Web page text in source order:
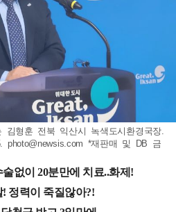
김형훈 전북 익산시 녹색도시환경국장.
photo@newsis.com *재판매 및 DB 금